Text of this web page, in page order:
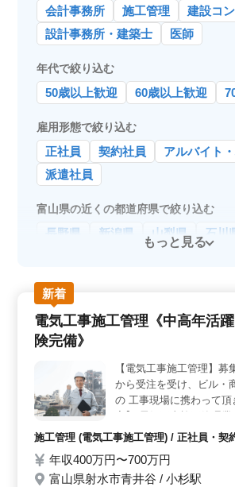
会計事務所 施工管理
建設コ
設計事務所・建築士
医師
年代で絞り込む
50歳以上歓迎 60歳以上歓迎
雇用形態で絞り込む
正社員 契約社員
アルバイト
派遣社員
富山県の近くの都道府県で絞り込む
長野県 新潟県 山梨県 石川
もっと見る
新着
電気工事施工管理《中高年活
険完備》
【電気工事施工管理】募
から受注を受け、ビル・
の 工事現場に携わって
図の作成 ・工事の工程、
者、是非ご応募ください!
歓迎です。 【有資格者優
施工管理 (電気工事施工管理) / 正社員・契
年収400万円〜700万円
富山県射水市青井谷 / 小杉駅